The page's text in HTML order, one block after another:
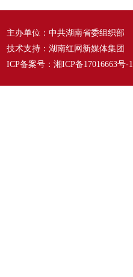
主办单位：中共湖南省委组织部
技术支持：湖南红网新媒体集团
ICP备案号： 湘ICP备17016663号-1